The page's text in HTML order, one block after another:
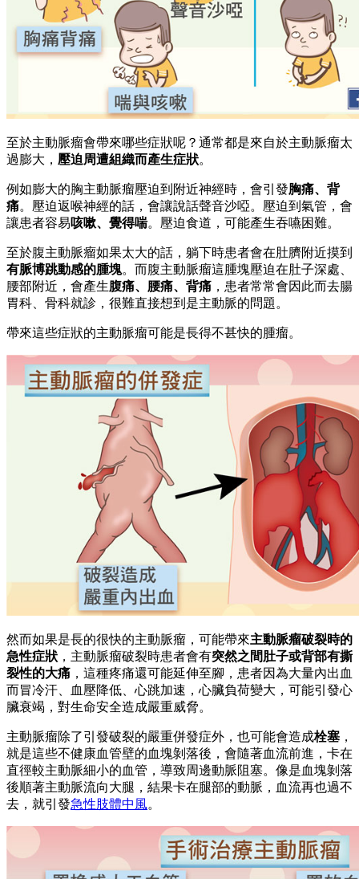
至於主動脈瘤會帶來哪些症狀呢？通常都是來自於主動脈瘤太
過膨大， 壓迫周遭組織而產生症狀。
例如膨大的胸主動脈瘤壓迫到附近神經時，會引發胸痛、背
痛。壓迫返喉神經的話，會讓說話聲音沙啞。壓迫到氣管，會
讓患者容易咳嗽、覺得喘。壓迫食道，可能產生吞嚥困難。
至於腹主動脈瘤如果太大的話，躺下時患者會在肚臍附近摸到
有脈博跳動感的腫塊。而腹主動脈瘤這腫塊壓迫在肚子深處、
腰部附近，會產生腹痛、腰痛、背痛 ，患者常常會因此而去腸
胃科、骨科就診，很難直接想到是主動脈的問題。
帶來這些症狀的主動脈瘤可能是長得不甚快的腫瘤。
然而如果是長的很快的主動脈瘤，可能帶來主動脈瘤破裂時的
急性症狀 ，主動脈瘤破裂時患者會有突然之間肚子或背部有撕
裂性的大痛 ，這種疼痛還可能延伸至腳，患者因為大量內出血
而冒冷汗、血壓降低、心跳加速，心臟負荷變大，可能引發心
臟衰竭，對生命安全造成嚴重威脅。
主動脈瘤除了引發破裂的嚴重併發症外，也可能會造成栓塞 ，
就是這些不健康血管壁的血塊剝落後，會隨著血流前進，卡在
直徑較主動脈細小的血管，導致周邊動脈阻塞。像是血塊剝落
後順著主動脈流向大腿，結果卡在腿部的動脈，血流再也過不
去，就引發急性肢體中風。